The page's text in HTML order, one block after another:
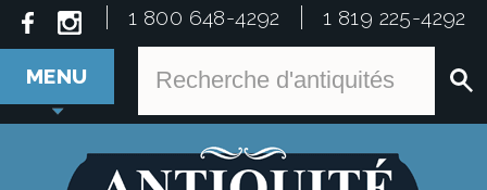
1 800 648-4292 1 819 225-4292
MENU